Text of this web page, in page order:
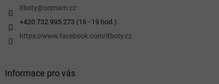
itboty@seznam.cz
+420 732 995 273 (16 - 19 hod.)
https://www.facebook.com/itboty.cz
Informace pro vás